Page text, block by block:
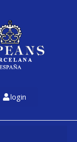
login